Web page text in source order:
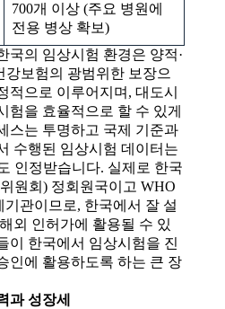
700개 이상 (주요 병원에
전용 병상 확보)
국의 임상시험 환경은 양적·
보험의 광범위한 보장으
적으로 이루어지며, 대도시
험을 효율적으로 할 수 있게
스는 투명하고 국제 기준과
수행된 임상시험 데이터는
인정받습니다. 실제로 한국
원회) 정회원국이고 WHO
관이므로, 한국에서 잘 설
외 인허가에 활용될 수 있
이 한국에서 임상시험을 진
인에 활용하도록 하는 큰 장
과 성장세